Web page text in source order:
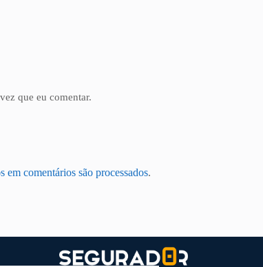
que eu comentar.
em comentários são processados.